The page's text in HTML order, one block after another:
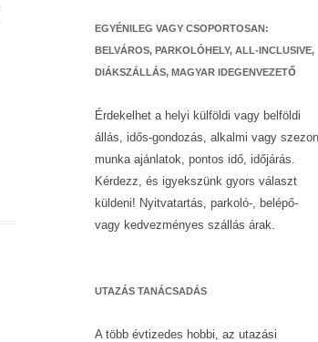
EGYÉNILEG VAGY CSOPORTOSAN:
BELVÁROS, PARKOLÓHELY, ALL-INCLUSIVE,
DIÁKSZÁLLÁS, MAGYAR IDEGENVEZETŐ
Érdekelhet a helyi külföldi vagy belföldi
állás, idős-gondozás, alkalmi vagy szezon
munka ajánlatok, pontos idő, időjárás.
Kérdezz, és igyekszünk gyors választ
küldeni! Nyitvatartás, parkoló-, belépő-
vagy kedvezményes szállás árak.
UTAZÁS TANÁCSADÁS
A több évtizedes hobbi, az utazási